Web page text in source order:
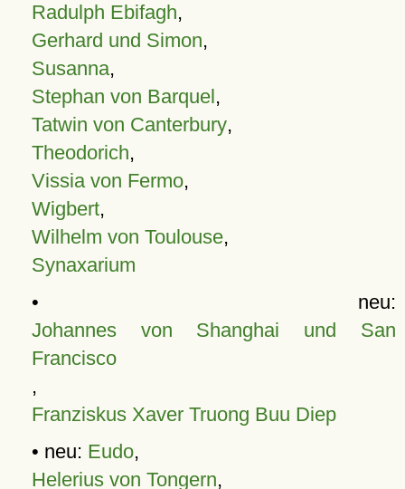
Radulph Ebifagh,
Gerhard und Simon,
Susanna,
Stephan von Barquel,
Tatwin von Canterbury,
Theodorich,
Vissia von Fermo,
Wigbert,
Wilhelm von Toulouse,
Synaxarium
• neu:
Johannes von Shanghai und San
Francisco
,
Franziskus Xaver Truong Buu Diep
• neu: Eudo,
Helerius von Tongern,